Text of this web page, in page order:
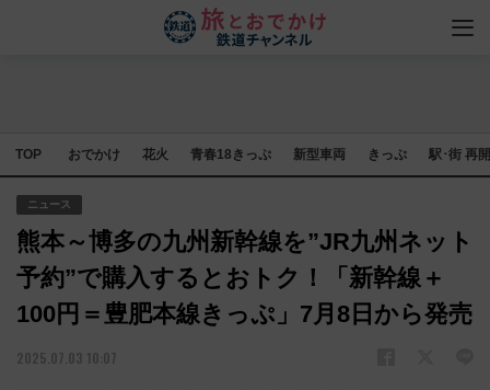
TOP おでかけ 花火 青春18きっぷ 新型車両 きっぷ 駅･街 再
ニュース
熊本～博多の九州新幹線を”JR九州ネット
予約”で購入するとおトク！「新幹線＋
100円＝豊肥本線きっぷ」7月8日から発売
2025.07.03 10:07